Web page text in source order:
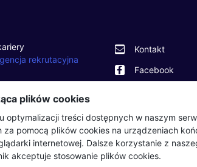
rekrutacyjna
Kontakt
Facebook
plików cookies
optymalizacji treści dostępnych w naszym
za pomocą plików cookies na urządzeniach
internetowej. Dalsze korzystanie z
akceptuje stosowanie plików cookies.